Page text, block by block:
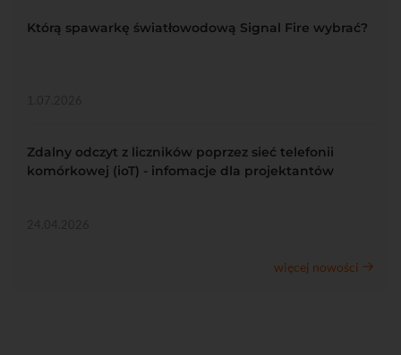
Którą spawarkę światłowodową Signal Fire wybrać?
Zdalny odczyt z liczników poprzez sieć telefonii
komórkowej (ioT) - infomacje dla projektantów
więcej nowości